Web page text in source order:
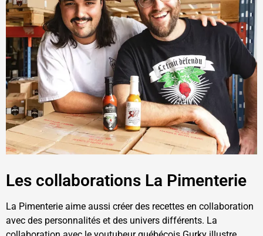
Les collaborations La Pimenterie
La Pimenterie aime aussi créer des recettes en collaboration
avec des personnalités et des univers différents. La